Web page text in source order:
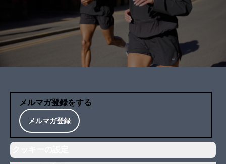
メルマガ登録をする
メルマガ登録